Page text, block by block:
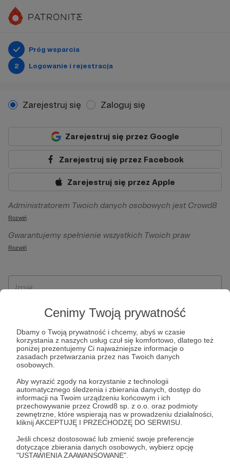
Cenimy Twoją prywatność
Dbamy o Twoją prywatność i chcemy, abyś w czasie
korzystania z naszych usług czuł się komfortowo, dlatego też
poniżej prezentujemy Ci najważniejsze informacje o
zasadach przetwarzania przez nas Twoich danych
osobowych.
Aby wyrazić zgody na korzystanie z technologii
automatycznego śledzenia i zbierania danych, dostęp do
informacji na Twoim urządzeniu końcowym i ich
przechowywanie przez Crowd8 sp. z o.o. oraz podmioty
zewnętrzne, które wspierają nas w prowadzeniu działalności,
kliknij AKCEPTUJĘ I PRZECHODZĘ DO SERWISU.
Jeśli chcesz dostosować lub zmienić swoje preferencje
dotyczące zbierania danych osobowych, wybierz opcję
"USTAWIENIA ZAAWANSOWANE".
Próg wsparcia
2
Logowanie i rejestracja
Zarejestruj się Zaloguj się
Zarejestruj się przez Google
Zarejestruj się przez Facebook
Zarejestruj się przez Apple
Administratorem Twoich danych osobowych jest Crowd8
sp. z o.o. z siedziba w Warszawie, ul. Żwirki i Wigury 16, 02-
092 Warszawa. Twoje dane osobowe będą przetwarzane w
szczególności w celu wykonania umowy zawartej z Tobą, w
Patronite.pl, w tym możliwości dokonywania oraz
otrzymywania wsparcia na naszej platformie oraz
Rozwiń
Gwarantujemy spełnienie wszystkich Twoich praw
wynikających z ogólnego rozporządzenia o ochronie
ich przenoszenia, niepodlegania zautomatyzowanemu
wyrażenia sprzeciwu wobec przetwarzania Twoich danych
osobowych. Rejestracja dla osób niepełnoletnich możliwa
jest po przekazaniu podpisanego formularza "Zgodna na
założenie konta przez osobę niepełnoletnią", formularz
dostępny jest na stronie regulaminu Patronite.pl.
Rozwiń
* Zapoznałem się i akceptujęRegulaminserwisu oraz